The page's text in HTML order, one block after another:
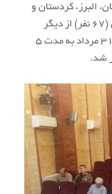
البرز، کردستان و
مازندران؛ غیر حضوری به صورت وبیناری و مجازی (۶۷ نفر) از دیگر
استان های کشور از تاریخ شنبه ۲۷ تا چهارشنبه ۳۱ مرداد به مدت ۵
شد.